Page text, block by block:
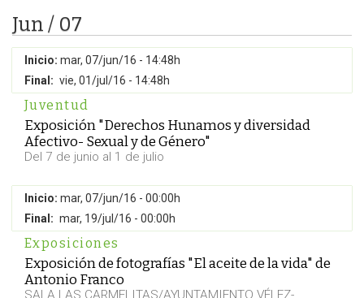
Jun / 07
Inicio: mar, 07/jun/16 - 14:48h
Final: vie, 01/jul/16 - 14:48h
Juventud
Exposición "Derechos Hunamos y diversidad
Afectivo- Sexual y de Género"
Del 7 de junio al 1 de julio
Inicio: mar, 07/jun/16 - 00:00h
Final: mar, 19/jul/16 - 00:00h
Exposiciones
Exposición de fotografías "El aceite de la vida" de
Antonio Franco
SALA LAS CARMELITAS/AYUNTAMIENTO VÉLEZ-